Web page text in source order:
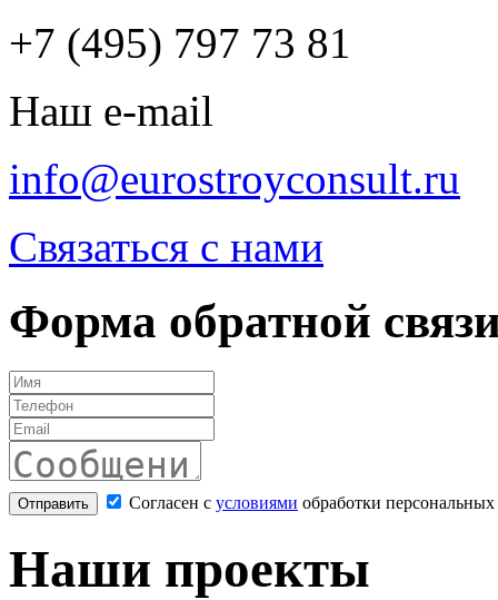
+7 (495) 797 73 81
Наш e-mail
info@eurostroyconsult.ru
Связаться с нами
Форма обратной
Согласен с условиями обработки
Наши проекты